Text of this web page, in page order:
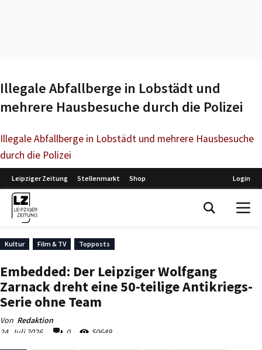
Illegale Abfallberge in Lobstädt und
mehrere Hausbesuche durch die Polizei
Illegale Abfallberge in Lobstädt und mehrere Hausbesuche
durch die Polizei